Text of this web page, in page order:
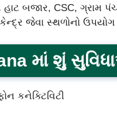
બજાર, CSC, ગ્રામ
કેન્દ્ર જેવા સ્થળોનો
માં શું
કનેક્ટિવિટી